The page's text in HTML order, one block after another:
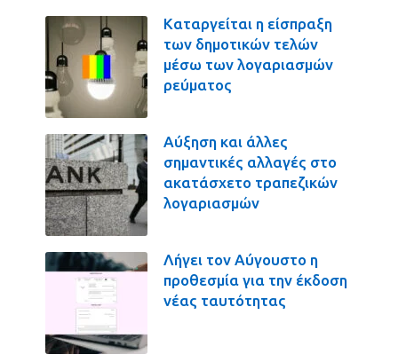
Καταργείται η είσπραξη
των δημοτικών τελών
μέσω των λογαριασμών
ρεύματος
Αύξηση και άλλες
σημαντικές αλλαγές στο
ακατάσχετο τραπεζικών
λογαριασμών
Λήγει τον Αύγουστο η
προθεσμία για την έκδοση
νέας ταυτότητας